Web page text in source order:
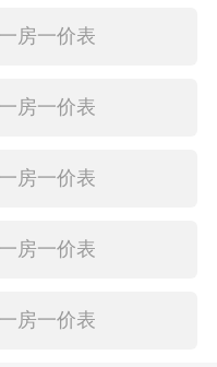
房一价表
房一价表
房一价表
房一价表
房一价表